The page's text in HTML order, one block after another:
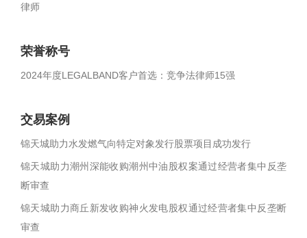
律师
荣誉称号
2024年度LEGALBAND客户首选：竞争法律师15强
交易案例
锦天城助力水发燃气向特定对象发行股票项目成功发行
锦天城助力潮州深能收购潮州中油股权案通过经营者集中反垄
断审查
锦天城助力商丘新发收购神火发电股权通过经营者集中反垄断
审查